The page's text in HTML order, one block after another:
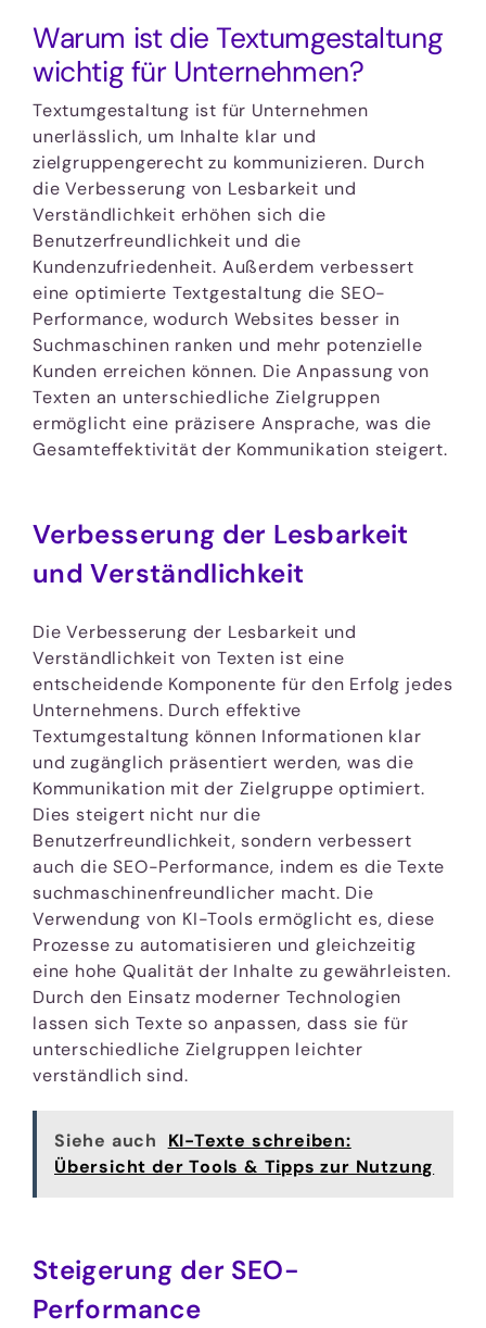
Warum ist die Textumgestaltung
wichtig für Unternehmen?
Textumgestaltung ist für Unternehmen
unerlässlich, um Inhalte klar und
zielgruppengerecht zu kommunizieren. Durch
die Verbesserung von Lesbarkeit und
Verständlichkeit erhöhen sich die
Benutzerfreundlichkeit und die
Kundenzufriedenheit. Außerdem verbessert
eine optimierte Textgestaltung die SEO-
Performance, wodurch Websites besser in
Suchmaschinen ranken und mehr potenzielle
Kunden erreichen können. Die Anpassung von
Texten an unterschiedliche Zielgruppen
ermöglicht eine präzisere Ansprache, was die
Gesamteffektivität der Kommunikation steigert.
Verbesserung der Lesbarkeit
und Verständlichkeit
Die Verbesserung der Lesbarkeit und
Verständlichkeit von Texten ist eine
entscheidende Komponente für den Erfolg jedes
Unternehmens. Durch effektive
Textumgestaltung können Informationen klar
und zugänglich präsentiert werden, was die
Kommunikation mit der Zielgruppe optimiert.
Dies steigert nicht nur die
Benutzerfreundlichkeit, sondern verbessert
auch die SEO-Performance, indem es die Texte
suchmaschinenfreundlicher macht. Die
Verwendung von KI-Tools ermöglicht es, diese
Prozesse zu automatisieren und gleichzeitig
eine hohe Qualität der Inhalte zu gewährleisten.
Durch den Einsatz moderner Technologien
lassen sich Texte so anpassen, dass sie für
unterschiedliche Zielgruppen leichter
verständlich sind.
Siehe auch
KI-Texte schreiben:
Übersicht der Tools & Tipps zur Nutzung
Steigerung der SEO-
Performance